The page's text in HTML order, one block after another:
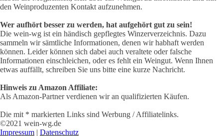
den Weinproduzenten Kontakt aufzunehmen.
Wer aufhört besser zu werden, hat aufgehört gut zu sein!
Die wein-wg ist ein händisch gepflegtes Winzerverzeichnis. Dazu
sammeln wir sämtliche Informationen, denen wir habhaft werden
können. Leider können sich dabei auch veraltete oder falsche
Informationen einschleichen, oder es fehlt ein Weingut. Wenn Ihnen
etwas auffällt, schreiben Sie uns bitte eine kurze Nachricht.
Hinweis zu Amazon Affiliate:
Als Amazon-Partner verdienen wir an qualifizierten Käufen.
Die mit * markierten Links sind Werbung / Affiliatelinks.
©2021 wein-wg.de
Impressum | Datenschutz